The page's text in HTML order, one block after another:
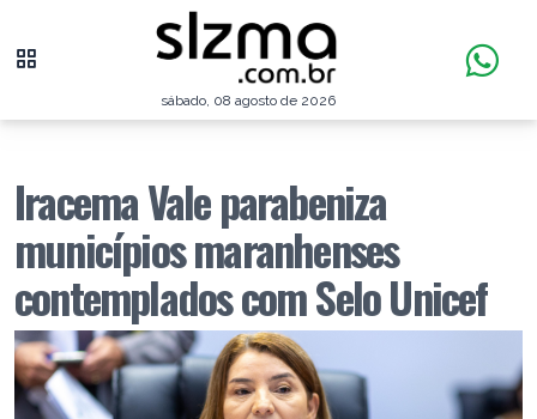
sábado, 08 agosto de 2026
Iracema Vale parabeniza
municípios maranhenses
contemplados com Selo Unicef